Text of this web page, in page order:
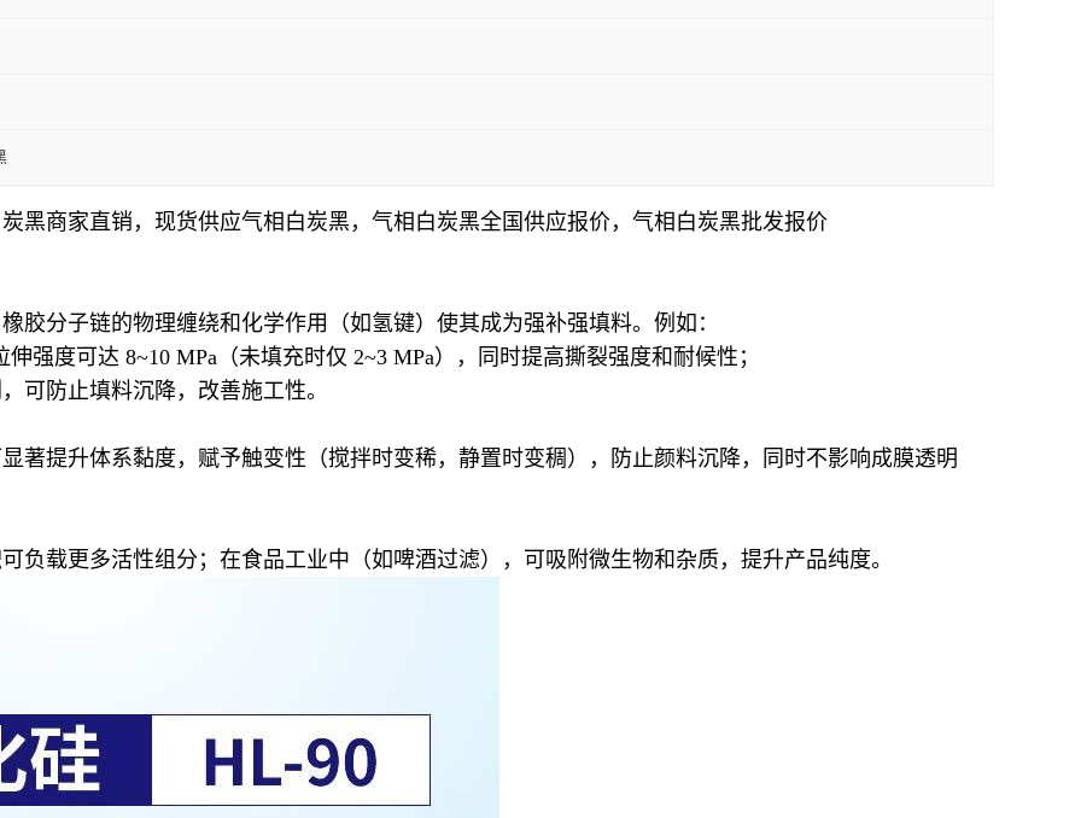
黑商家直销，现货供应气相白炭黑，气相白炭黑全国供应报价，气相白炭黑批发报价
胶分子链的物理缠绕和化学作用（如氢键）使其成为强补强填料。例如：
强度可达 8~10 MPa（未填充时仅 2~3 MPa），同时提高撕裂强度和耐候性；
可防止填料沉降，改善施工性。
著提升体系黏度，赋予触变性（搅拌时变稀，静置时变稠），防止颜料沉降，同时不影响成膜透明
负载更多活性组分；在食品工业中（如啤酒过滤），可吸附微生物和杂质，提升产品纯度。